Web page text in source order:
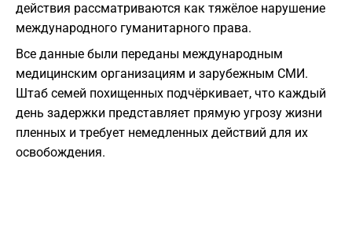
действия рассматриваются как тяжёлое нарушение
международного гуманитарного права.
Все данные были переданы международным
медицинским организациям и зарубежным СМИ.
Штаб семей похищенных подчёркивает, что каждый
день задержки представляет прямую угрозу жизни
пленных и требует немедленных действий для их
освобождения.